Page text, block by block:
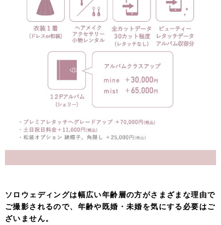
ソロウェディングは幅広い年齢層の方がさまざまな理由で
ご撮影されるので、年齢や既婚・未婚を気にする必要はご
ざいません。